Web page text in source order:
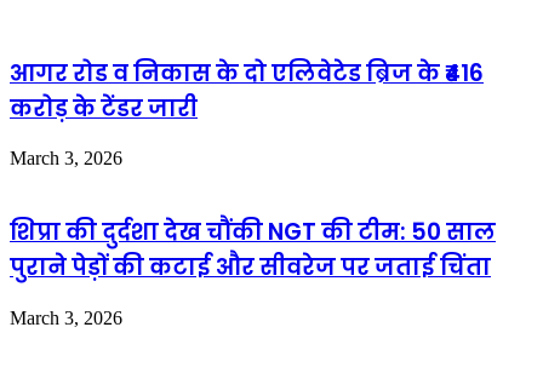
आगर रोड व निकास के दो एलिवेटेड ब्रिज के ₹416
करोड़ के टेंडर जारी
March 3, 2026
शिप्रा की दुर्दशा देख चौंकी NGT की टीम: 50 साल
पुराने पेड़ों की कटाई और सीवरेज पर जताई चिंता
March 3, 2026